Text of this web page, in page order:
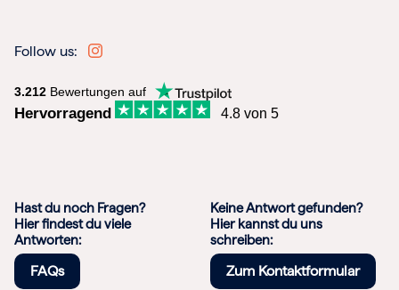
Follow us:
3.212 Bewertungen auf
Hervorragend 4.8 von 5
Hast du noch Fragen?
Hier findest du viele
Antworten:
FAQs
Keine Antwort gefunden?
Hier kannst du uns
schreiben:
Zum Kontaktformular